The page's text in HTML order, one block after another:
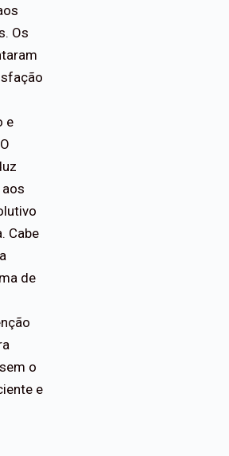
Os
e
Cabe
de
o
e